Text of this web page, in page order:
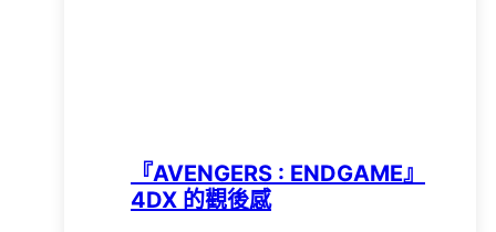
『AVENGERS : ENDGAME』
4DX 的觀後感